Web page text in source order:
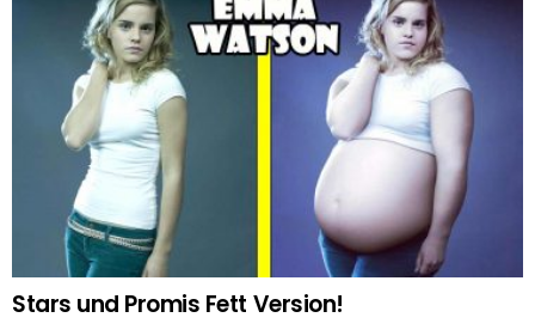
Stars und Promis Fett Version!